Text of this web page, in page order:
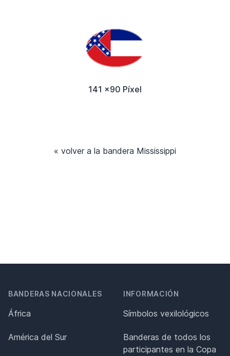
141 x90 Píxel
« volver a la bandera Mississippi
BANDERAS NACIONALES
África
América del Sur
INFORMACIÓN
Símbolos vexilológicos
Banderas de todos los
participantes en la Copa